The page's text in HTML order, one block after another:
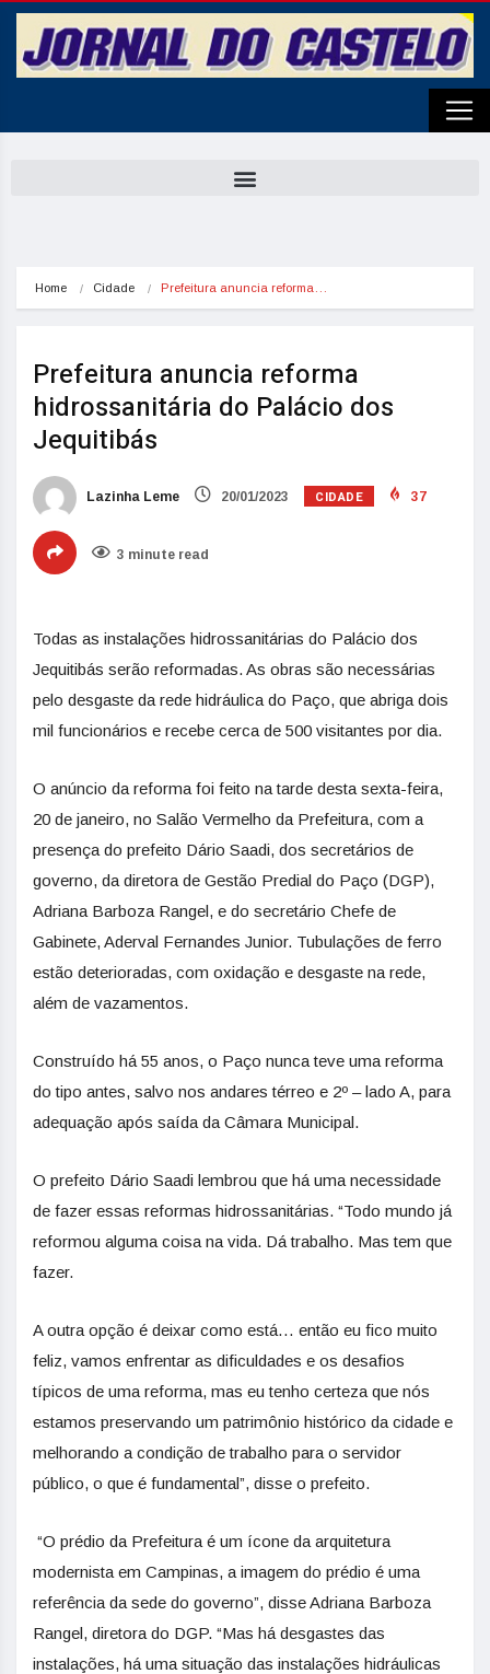
Home Cidade Prefeitura anuncia reforma…
Prefeitura anuncia reforma
hidrossanitária do Palácio dos
Jequitibás
Lazinha Leme 20/01/2023 CIDADE 37
3 minute read
Todas as instalações hidrossanitárias do Palácio dos
Jequitibás serão reformadas. As obras são necessárias
pelo desgaste da rede hidráulica do Paço, que abriga dois
mil funcionários e recebe cerca de 500 visitantes por dia.
O anúncio da reforma foi feito na tarde desta sexta-feira,
20 de janeiro, no Salão Vermelho da Prefeitura, com a
presença do prefeito Dário Saadi, dos secretários de
governo, da diretora de Gestão Predial do Paço (DGP),
Adriana Barboza Rangel, e do secretário Chefe de
Gabinete, Aderval Fernandes Junior. Tubulações de ferro
estão deterioradas, com oxidação e desgaste na rede,
além de vazamentos.
Construído há 55 anos, o Paço nunca teve uma reforma
do tipo antes, salvo nos andares térreo e 2º – lado A, para
adequação após saída da Câmara Municipal.
O prefeito Dário Saadi lembrou que há uma necessidade
de fazer essas reformas hidrossanitárias. “Todo mundo já
reformou alguma coisa na vida. Dá trabalho. Mas tem que
fazer.
A outra opção é deixar como está… então eu fico muito
feliz, vamos enfrentar as dificuldades e os desafios
típicos de uma reforma, mas eu tenho certeza que nós
estamos preservando um patrimônio histórico da cidade e
melhorando a condição de trabalho para o servidor
público, o que é fundamental”, disse o prefeito.
“O prédio da Prefeitura é um ícone da arquitetura
modernista em Campinas, a imagem do prédio é uma
referência da sede do governo”, disse Adriana Barboza
Rangel, diretora do DGP. “Mas há desgastes das
instalações, há uma situação das instalações hidráulicas